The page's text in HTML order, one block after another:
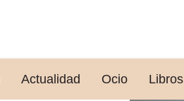
Actualidad Ocio Libros